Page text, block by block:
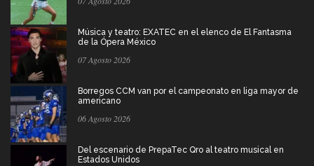
Música y teatro: EXATEC en el elenco de El Fantasma
de la Ópera México
07 Agosto 2026
Borregos CCM van por el campeonato en liga mayor de
americano
06 Agosto 2026
Del escenario de PrepaTec Qro al teatro musical en
Estados Unidos